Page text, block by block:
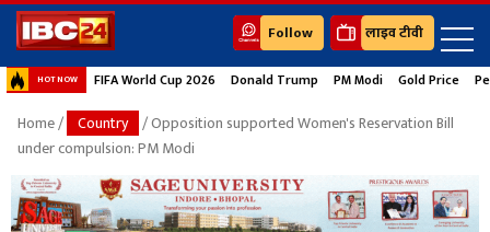
Follow लाइव टीवी
HOT NOW FIFA World Cup 2026 Donald Trump PM Modi Gold Price
Home/ Country / Opposition supported Women's Reservation Bill
under compulsion: PM Modi